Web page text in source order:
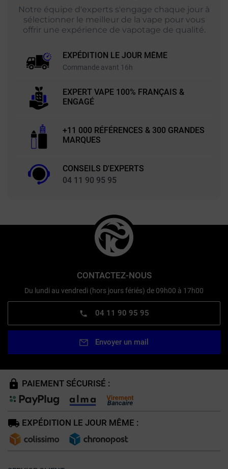
Notre équipe d'experts s'engage chaque jour à
sélectionner le meilleur de la vape pour vous
offrir une expérience de vapotage de qualité.
EXPÉDITION LE JOUR MÊME
Commande avant 16h
EXPERT VAPE 100% FRANÇAIS &
ENGAGÉ
+11 000 RÉFÉRENCES & 300 GRANDES
MARQUES
CONSEILS D'EXPERTS
04 11 90 95 95
CONTACTEZ-NOUS
Du lundi au vendredi (hors jours fériés) de 09h00 à 17h00
04 11 90 95 95
Envoyer un mail
PAIEMENT SÉCURISÉ :
EXPÉDITION LE JOUR MÊME :